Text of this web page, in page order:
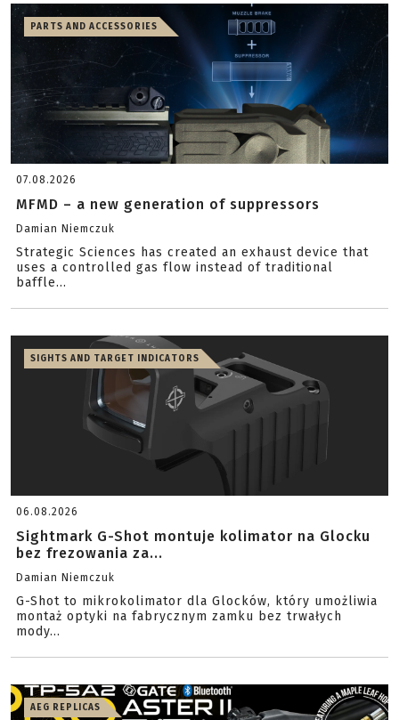
PARTS AND ACCESSORIES
07.08.2026
MFMD – a new generation of suppressors
Damian Niemczuk
Strategic Sciences has created an exhaust device that
uses a controlled gas flow instead of traditional
baffle...
SIGHTS AND TARGET INDICATORS
06.08.2026
Sightmark G-Shot montuje kolimator na Glocku
bez frezowania za...
Damian Niemczuk
G-Shot to mikrokolimator dla Glocków, który umożliwia
montaż optyki na fabrycznym zamku bez trwałych
mody...
AEG REPLICAS